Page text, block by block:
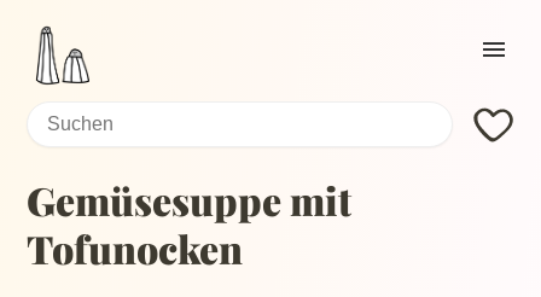
Home
Current page:
Zutaten
About
Search: Search
Gemüsesuppe mit
Tofunocken